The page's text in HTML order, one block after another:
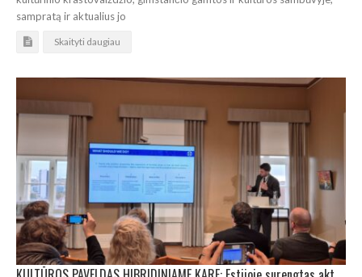
sampratą ir aktualius jo
Skaityti daugiau